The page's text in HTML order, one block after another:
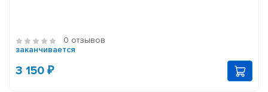
0 отзывов
заканчивается
3 150 ₽